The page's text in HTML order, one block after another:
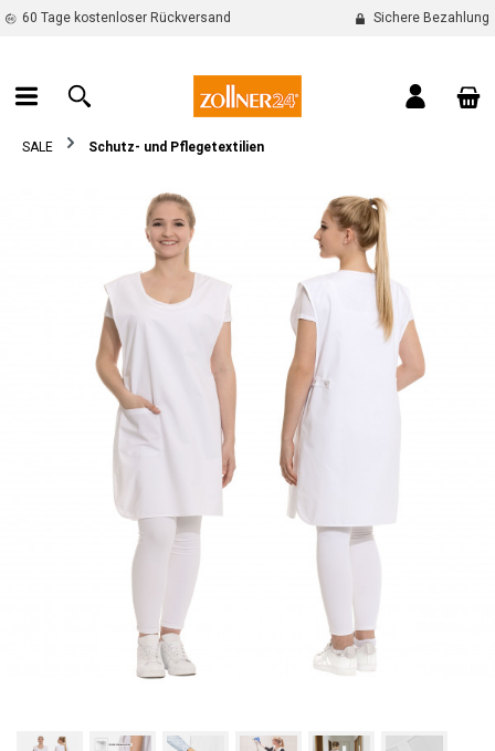
springen
60 Tage kostenloser Rückversand Sichere Bezahlung
SALE Schutz- und Pflegetextilien
Bildergalerie überspringen